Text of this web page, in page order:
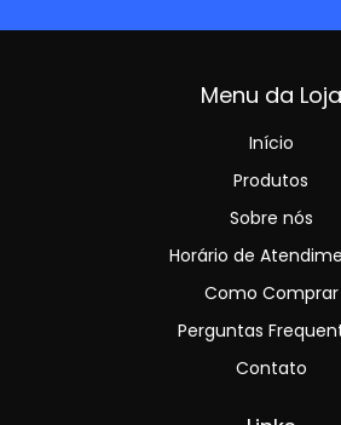
Menu da Loja
Início
Produtos
Sobre nós
Horário de
Como Comprar
Perguntas
Contato